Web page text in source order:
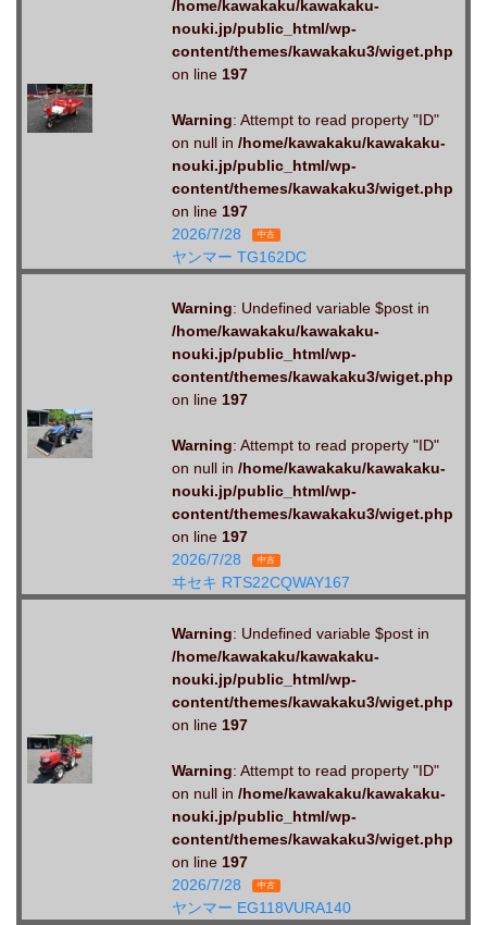
/home/kawakaku/kawakaku-
nouki.jp/public_html/wp-
content/themes/kawakaku3/wiget.php
on line 197
Warning: Attempt to read property "ID"
on null in /home/kawakaku/kawakaku-
nouki.jp/public_html/wp-
content/themes/kawakaku3/wiget.php
on line 197
2026/7/28
中古
ヤンマー TG162DC
Warning: Undefined variable $post in
/home/kawakaku/kawakaku-
nouki.jp/public_html/wp-
content/themes/kawakaku3/wiget.php
on line 197
Warning: Attempt to read property "ID"
on null in /home/kawakaku/kawakaku-
nouki.jp/public_html/wp-
content/themes/kawakaku3/wiget.php
on line 197
2026/7/28
中古
ヰセキ RTS22CQWAY167
Warning: Undefined variable $post in
/home/kawakaku/kawakaku-
nouki.jp/public_html/wp-
content/themes/kawakaku3/wiget.php
on line 197
Warning: Attempt to read property "ID"
on null in /home/kawakaku/kawakaku-
nouki.jp/public_html/wp-
content/themes/kawakaku3/wiget.php
on line 197
2026/7/28
中古
ヤンマー EG118VURA140